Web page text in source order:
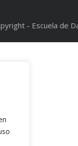
- Escuela de